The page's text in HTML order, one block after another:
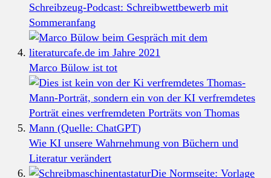
Schreibzeug-Podcast: Schreibwettbewerb mit
Sommeranfang
Marco Bülow ist tot
Wie KI unsere Wahrnehmung von Büchern und
Literatur verändert
Die Normseite: Vorlage